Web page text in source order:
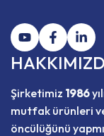
Şirketimiz 1986
mutfak ürünleri
öncülüğünü